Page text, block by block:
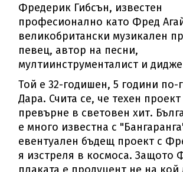
Фредерик Гибсън, известен
професионално като Фред
великобритански музикален
певец, автор на песни,
мултиинструменталист и
Той е 32-годишен, 5 години по-
Дара. Счита се, че техен
превърне в световен хит.
е много известна с
евентуален бъдещ проект с
я изстреля в космоса. Защото